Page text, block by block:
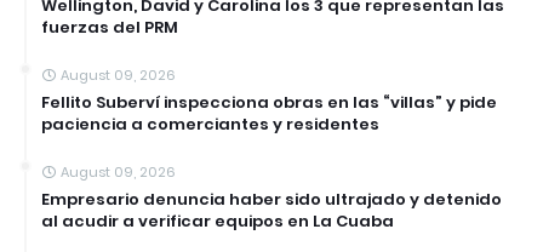
Wellington, David y Carolina los 3 que representan las
fuerzas del PRM
August 09, 2026
Fellito Suberví inspecciona obras en las “villas” y pide
paciencia a comerciantes y residentes
August 09, 2026
Empresario denuncia haber sido ultrajado y detenido
al acudir a verificar equipos en La Cuaba